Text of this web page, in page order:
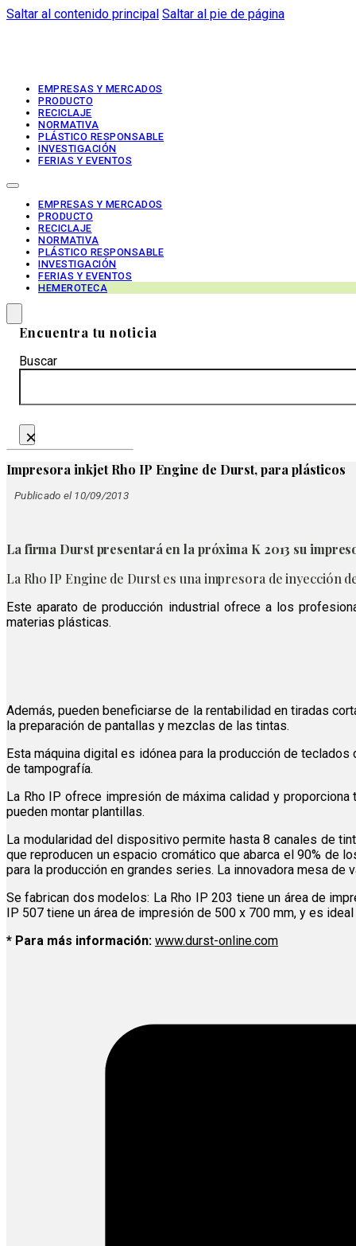
Saltar al contenido principal Saltar al pie de página
EMPRESAS Y MERCADOS
PRODUCTO
RECICLAJE
NORMATIVA
PLÁSTICO RESPONSABLE
INVESTIGACIÓN
FERIAS Y EVENTOS
EMPRESAS Y MERCADOS
PRODUCTO
RECICLAJE
NORMATIVA
PLÁSTICO RESPONSABLE
INVESTIGACIÓN
FERIAS Y EVENTOS
HEMEROTECA
Encuentra tu noticia
Buscar
×
Impresora inkjet Rho IP Engine de Durst, para plásticos
Publicado el 10/09/2013
La firma Durst presentará en la próxima K 2013 su
La Rho IP Engine de Durst es una impresora de inyección
Este aparato de producción industrial ofrece a los
materias plásticas.
Además, pueden beneficiarse de la rentabilidad en tiradas
la preparación de pantallas y mezclas de las tintas.
Esta máquina digital es idónea para la producción de
de tampografía.
La Rho IP ofrece impresión de máxima calidad y
pueden montar plantillas.
La modularidad del dispositivo permite hasta 8 canales de
que reproducen un espacio cromático que abarca el 90% de
para la producción en grandes series. La innovadora mesa
Se fabrican dos modelos: La Rho IP 203 tiene un área de
IP 507 tiene un área de impresión de 500 x 700 mm, y es
* Para más información: www.durst-online.com